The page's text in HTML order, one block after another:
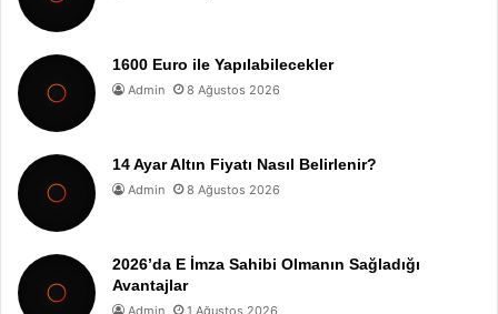
1600 Euro ile Yapılabilecekler
Admin 8 Ağustos 2026
14 Ayar Altın Fiyatı Nasıl Belirlenir?
Admin 8 Ağustos 2026
2026’da E İmza Sahibi Olmanın Sağladığı
Avantajlar
Admin 1 Ağustos 2026